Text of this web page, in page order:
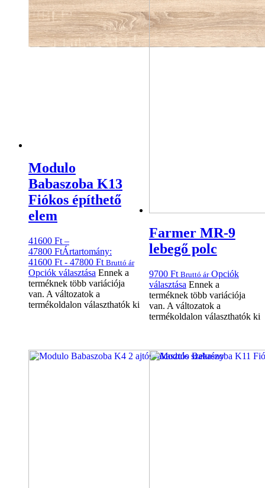
Modulo
Babaszoba K13
Fiókos építhető
elem
41600 Ft –
47800 FtÁrtartomány:
41600 Ft - 47800 Ft Bruttó ár
Opciók választása Ennek a
terméknek több variációja
van. A változatok a
termékoldalon választhatók ki
Farmer MR-9
lebegő polc
9700 Ft Bruttó ár Opciók
választása Ennek a
terméknek több variációja
van. A változatok a
termékoldalon választhatók ki